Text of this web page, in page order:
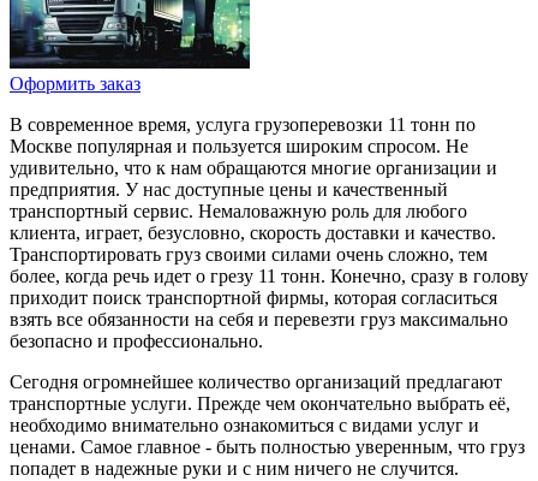
Оформить заказ
В современное время, услуга грузоперевозки 11 тонн по
Москве популярная и пользуется широким спросом. Не
удивительно, что к нам обращаются многие организации и
предприятия. У нас доступные цены и качественный
транспортный сервис. Немаловажную роль для любого
клиента, играет, безусловно, скорость доставки и качество.
Транспортировать груз своими силами очень сложно, тем
более, когда речь идет о грезу 11 тонн. Конечно, сразу в голову
приходит поиск транспортной фирмы, которая согласиться
взять все обязанности на себя и перевезти груз максимально
безопасно и профессионально.
Сегодня огромнейшее количество организаций предлагают
транспортные услуги. Прежде чем окончательно выбрать её,
необходимо внимательно ознакомиться с видами услуг и
ценами. Самое главное - быть полностью уверенным, что груз
попадет в надежные руки и с ним ничего не случится.